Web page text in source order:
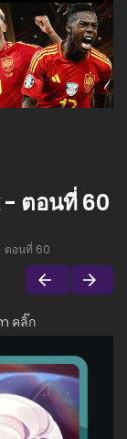
ตอนที่ 60
ตอนที่ 60
คลิ๊ก